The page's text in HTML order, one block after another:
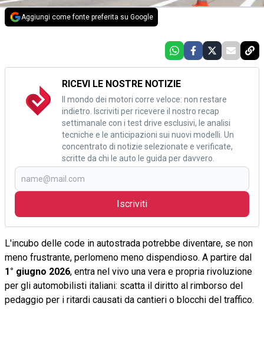
Aggiungi come fonte preferita su Google
RICEVI LE NOSTRE NOTIZIE
Il mondo dei motori corre veloce: non restare
indietro. Iscriviti per ricevere il nostro recap
settimanale con i test drive esclusivi, le analisi
tecniche e le anticipazioni sui nuovi modelli. Un
concentrato di notizie selezionate e verificate,
scritte da chi le auto le guida per davvero.
Iscriviti
L'incubo delle code in autostrada potrebbe diventare, se non
meno frustrante, perlomeno meno dispendioso. A partire dal
1° giugno 2026, entra nel vivo una vera e propria rivoluzione
per gli automobilisti italiani: scatta il diritto al rimborso del
pedaggio per i ritardi causati da cantieri o blocchi del traffico.